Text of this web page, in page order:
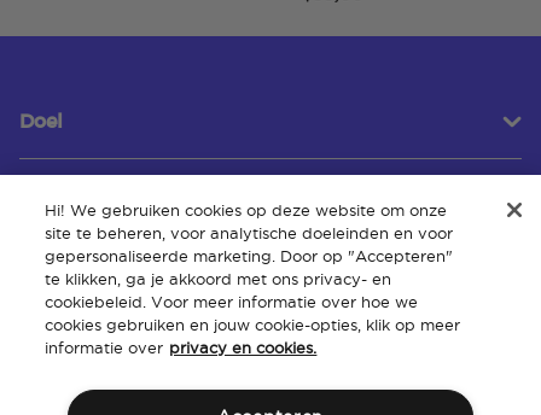
Doel
Klantenservice
Over
Hi! We gebruiken cookies op deze website om onze
site te beheren, voor analytische doeleinden en voor
gepersonaliseerde marketing. Door op "Accepteren"
te klikken, ga je akkoord met ons privacy- en
cookiebeleid. Voor meer informatie over hoe we
cookies gebruiken en jouw cookie-opties, klik op meer
informatie over privacy en cookies.